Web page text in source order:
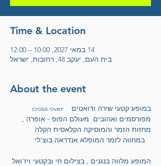
Time & Location
14 במאי 2027, 10:00 – 12:00
בית העם, יעקב 48, רחובות, ישראל
About the event
cross over  במופע קטעי שירה ודואטים
מפורסמים ואהובים  מעולם הפופ - אופרה ,
מחזות הזמר והמוסיקה הקלאסית הקלה
המופע מלווה בנגנים , בצילום חי ובקטעי ויז'ואל